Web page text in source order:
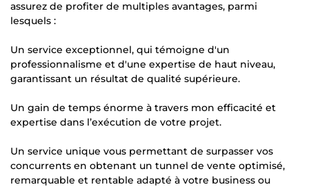
assurez de profiter de multiples avantages, parmi
lesquels :
Un service exceptionnel, qui témoigne d'un
professionnalisme et d'une expertise de haut niveau,
garantissant un résultat de qualité supérieure.
Un gain de temps énorme à travers mon efficacité et
expertise dans l’exécution de votre projet.
Un service unique vous permettant de surpasser vos
concurrents en obtenant un tunnel de vente optimisé,
remarquable et rentable adapté à votre business ou